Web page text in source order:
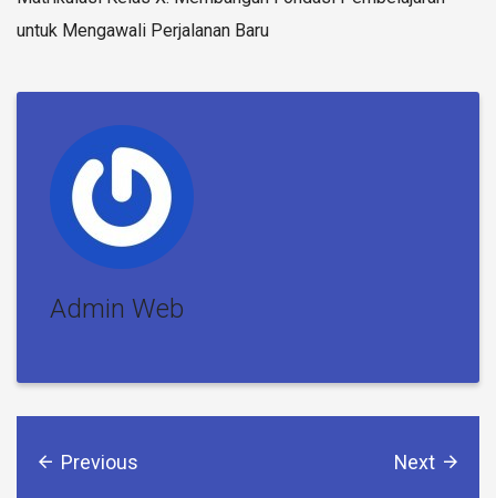
untuk Mengawali Perjalanan Baru
Admin Web
Previous Next